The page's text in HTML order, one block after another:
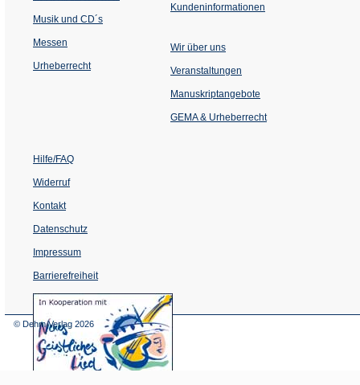
Musik und CD´s
Messen
Urheberrecht
Kundeninformationen
Wir über uns
Veranstaltungen
einem
Tab)
Manuskriptangebote
GEMA & Urheberrecht
Hilfe/FAQ
Widerruf
Kontakt
Datenschutz
Impressum
Barrierefreiheit
(Öffnet
in
© Dehm Verlag 2026